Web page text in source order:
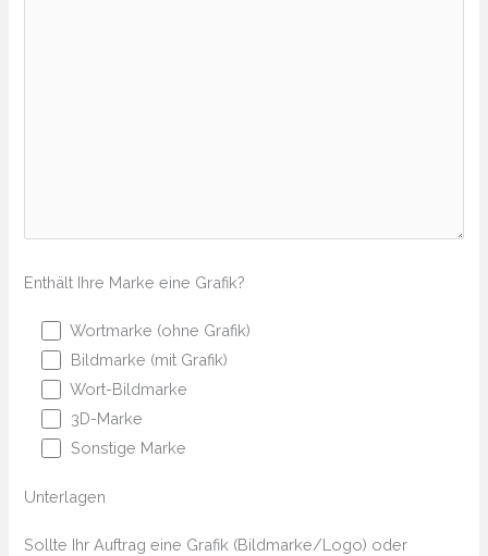
Enthält Ihre Marke eine Grafik?
Wortmarke (ohne Grafik)
Bildmarke (mit Grafik)
Wort-Bildmarke
3D-Marke
Sonstige Marke
Unterlagen
Sollte Ihr Auftrag eine Grafik (Bildmarke/Logo) oder